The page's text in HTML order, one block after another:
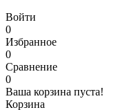
Войти
0
Избранное
0
Сравнение
0
Ваша корзина пуста!
Корзина